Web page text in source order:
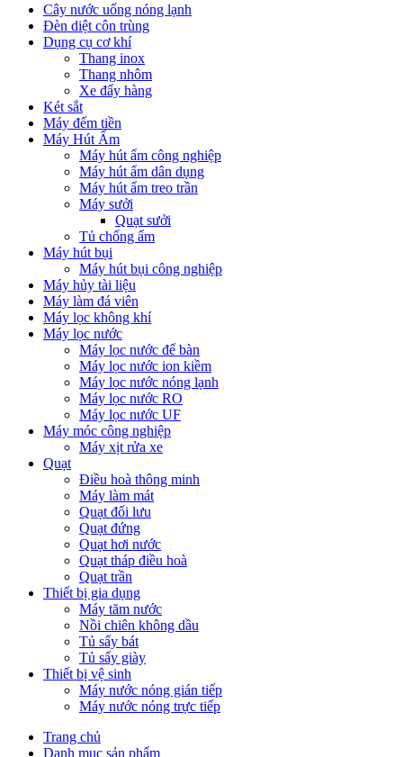
Cây nước uống nóng lạnh
Đèn diệt côn trùng
Dụng cụ cơ khí
Thang inox
Thang nhôm
Xe đẩy hàng
Két sắt
Máy đếm tiền
Máy Hút Ẩm
Máy hút ẩm công nghiệp
Máy hút ẩm dân dụng
Máy hút ẩm treo trần
Máy sưởi
Quạt sưởi
Tủ chống ẩm
Máy hút bụi
Máy hút bụi công nghiệp
Máy hủy tài liệu
Máy làm đá viên
Máy lọc không khí
Máy lọc nước
Máy lọc nước để bàn
Máy lọc nước ion kiềm
Máy lọc nước nóng lạnh
Máy lọc nước RO
Máy lọc nước UF
Máy móc công nghiệp
Máy xịt rửa xe
Quạt
Điều hoà thông minh
Máy làm mát
Quạt đối lưu
Quạt đứng
Quạt hơi nước
Quạt tháp điều hoà
Quạt trần
Thiết bị gia dụng
Máy tăm nước
Nồi chiên không dầu
Tủ sấy bát
Tủ sấy giày
Thiết bị vệ sinh
Máy nước nóng gián tiếp
Máy nước nóng trực tiếp
Trang chủ
Danh mục sản phẩm